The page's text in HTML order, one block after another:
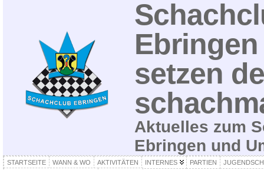
setzen
Aktuelles zum
Ebringen und
STARTSEITE WANN & WO AKTIVITÄTEN INTERNES PARTIEN